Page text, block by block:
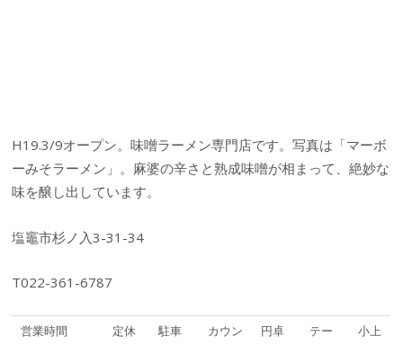
H19.3/9オープン。味噌ラーメン専門店です。写真は「マーボ
ーみそラーメン」。麻婆の辛さと熟成味噌が相まって、絶妙な
味を醸し出しています。
塩竈市杉ノ入3-31-34
T022-361-6787
営業時間
定休
駐車
カウン
円卓
テー
小上